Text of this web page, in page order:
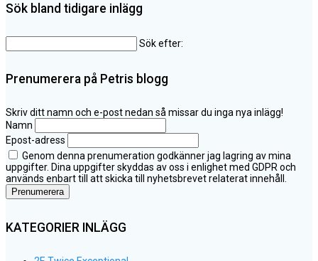
Sök bland tidigare inlägg
Sök efter:
Prenumerera på Petris blogg
Skriv ditt namn och e-post nedan så missar du inga nya inlägg!
Namn
Epost-adress
Genom denna prenumeration godkänner jag lagring av mina
uppgifter. Dina uppgifter skyddas av oss i enlighet med GDPR och
används enbart till att skicka till nyhetsbrevet relaterat innehåll.
KATEGORIER INLÄGG